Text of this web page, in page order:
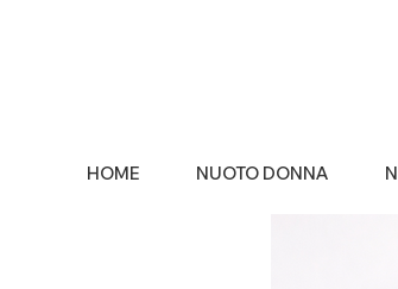
HOME NUOTO DONNA